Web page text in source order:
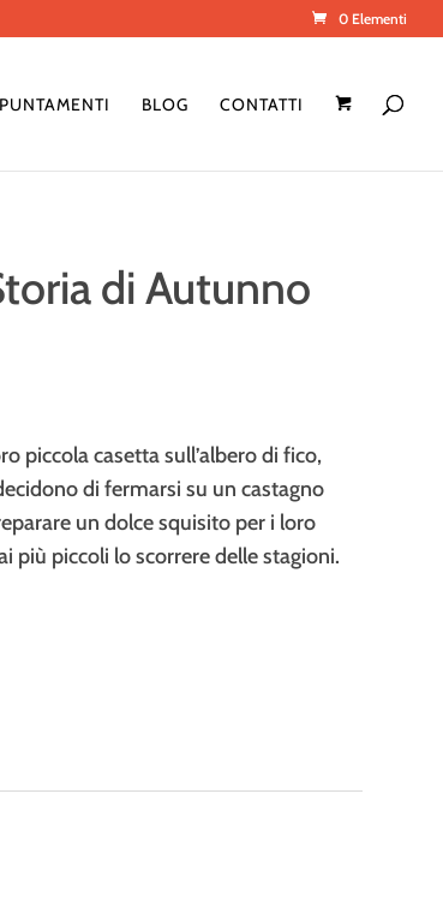
0 Elementi
BLOG CONTATTI
di Autunno
piccola casetta sull’albero di fico,
di fermarsi su un castagno
un dolce squisito per i loro
più piccoli lo scorrere delle stagioni.